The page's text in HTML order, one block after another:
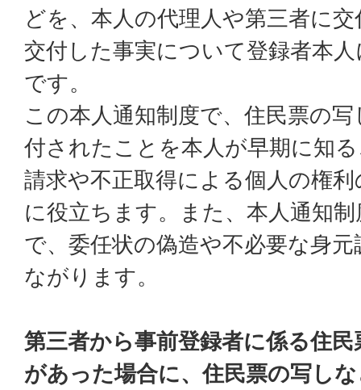
どを、本人の代理人や第三者に
交付した事実について登録者本
です。
この本人通知制度で、住民票の
付されたことを本人が早期に知
請求や不正取得による個人の権
に役立ちます。また、本人通知
で、委任状の偽造や不必要な身
ながります。
第三者から事前登録者に係る住
があった場合に、住民票の写し